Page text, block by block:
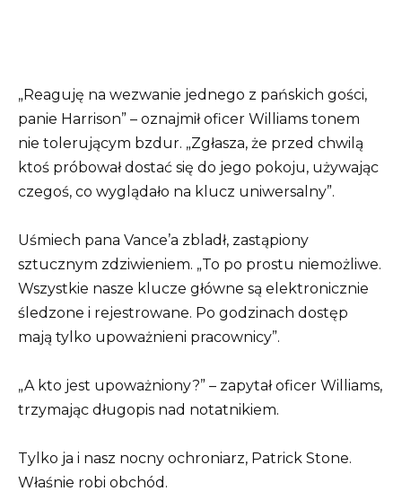
„Reaguję na wezwanie jednego z pańskich gości,
panie Harrison” – oznajmił oficer Williams tonem
nie tolerującym bzdur. „Zgłasza, że ​​przed chwilą
ktoś próbował dostać się do jego pokoju, używając
czegoś, co wyglądało na klucz uniwersalny”.
Uśmiech pana Vance’a zbladł, zastąpiony
sztucznym zdziwieniem. „To po prostu niemożliwe.
Wszystkie nasze klucze główne są elektronicznie
śledzone i rejestrowane. Po godzinach dostęp
mają tylko upoważnieni pracownicy”.
„A kto jest upoważniony?” – zapytał oficer Williams,
trzymając długopis nad notatnikiem.
Tylko ja i nasz nocny ochroniarz, Patrick Stone.
Właśnie robi obchód.